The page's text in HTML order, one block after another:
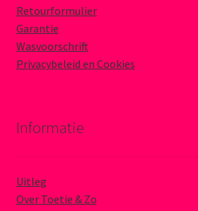
Retourformulier
Garantie
Wasvoorschrift
Privacybeleid en Cookies
Informatie
Uitleg
Over Toetie & Zo